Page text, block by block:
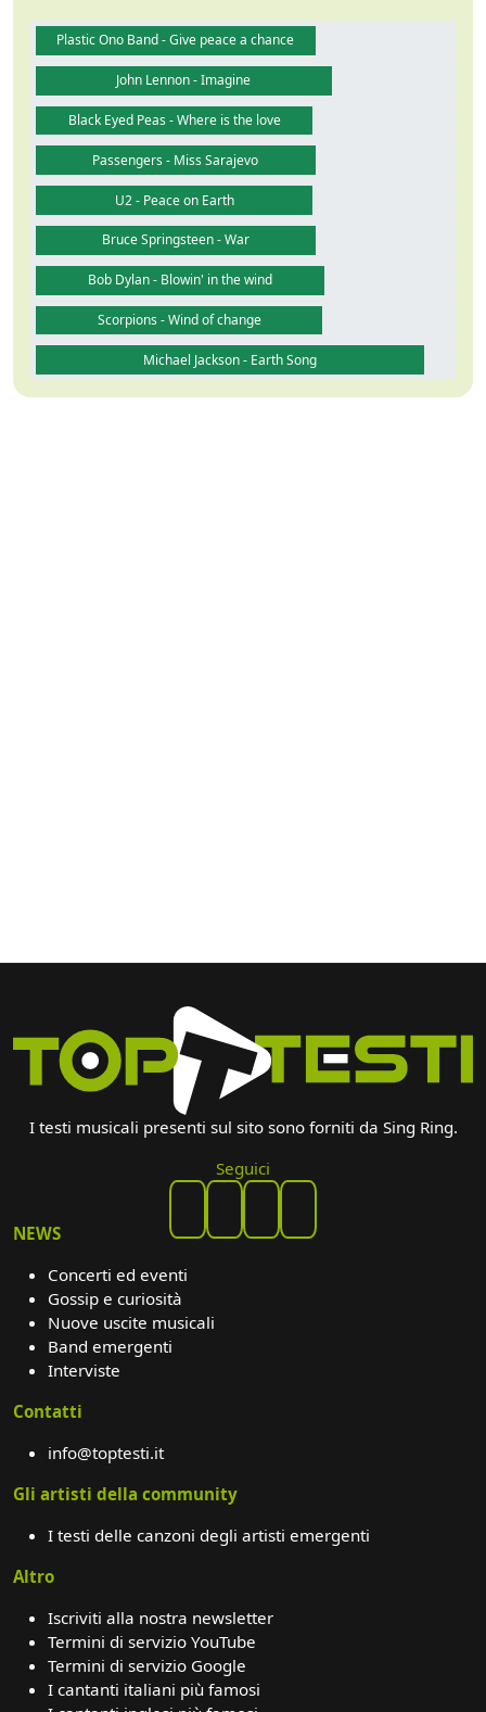
Plastic Ono Band - Give peace a chance
John Lennon - Imagine
Black Eyed Peas - Where is the love
Passengers - Miss Sarajevo
U2 - Peace on Earth
Bruce Springsteen - War
Bob Dylan - Blowin' in the wind
Scorpions - Wind of change
Michael Jackson - Earth Song
I testi musicali presenti sul sito sono forniti da Sing Ring.
Seguici
NEWS
Concerti ed eventi
Gossip e curiosità
Nuove uscite musicali
Band emergenti
Interviste
Contatti
info@toptesti.it
Gli artisti della community
I testi delle canzoni degli artisti emergenti
Altro
Iscriviti alla nostra newsletter
Termini di servizio YouTube
Termini di servizio Google
I cantanti italiani più famosi